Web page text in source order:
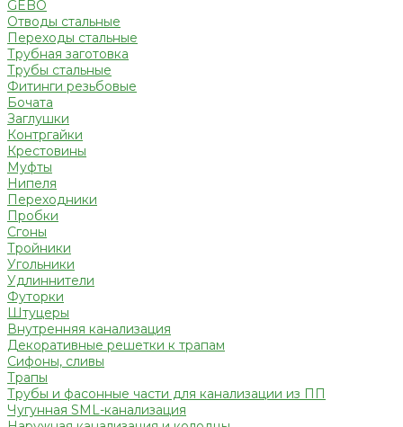
GEBO
Отводы стальные
Переходы стальные
Трубная заготовка
Трубы стальные
Фитинги резьбовые
Бочата
Заглушки
Контргайки
Крестовины
Муфты
Нипеля
Переходники
Пробки
Сгоны
Тройники
Угольники
Удлиннители
Футорки
Штуцеры
Внутренняя канализация
Декоративные решетки к трапам
Сифоны, сливы
Трапы
Трубы и фасонные части для канализации из ПП
Чугунная SML-канализация